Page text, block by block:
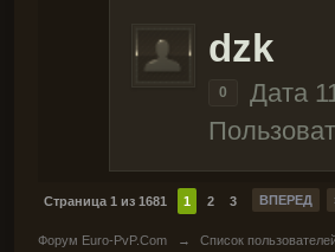
dzk
0
Дата
Страница 1 из 1681 1 2 3 ВПЕРЕД
Форум Euro-PvP.Com → Список